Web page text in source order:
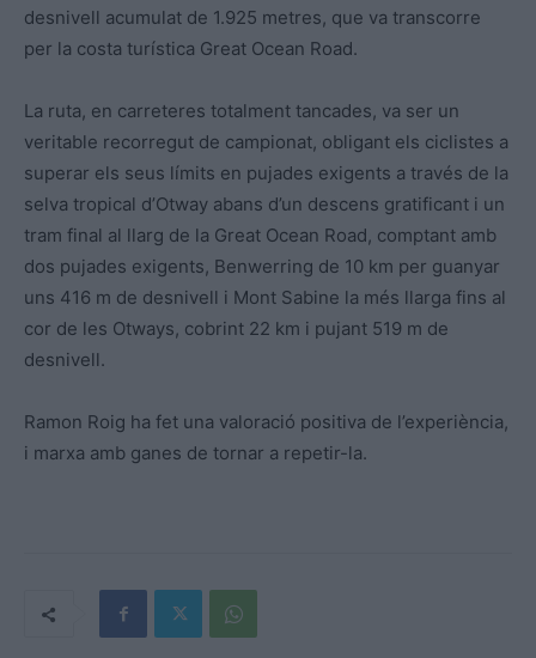
desnivell acumulat de 1.925 metres, que va transcorre
per la costa turística Great Ocean Road.
La ruta, en carreteres totalment tancades, va ser un
veritable recorregut de campionat, obligant els ciclistes a
superar els seus límits en pujades exigents a través de la
selva tropical d’Otway abans d’un descens gratificant i un
tram final al llarg de la Great Ocean Road, comptant amb
dos pujades exigents, Benwerring de 10 km per guanyar
uns 416 m de desnivell i Mont Sabine la més llarga fins al
cor de les Otways, cobrint 22 km i pujant 519 m de
desnivell.
Ramon Roig ha fet una valoració positiva de l’experiència,
i marxa amb ganes de tornar a repetir-la.